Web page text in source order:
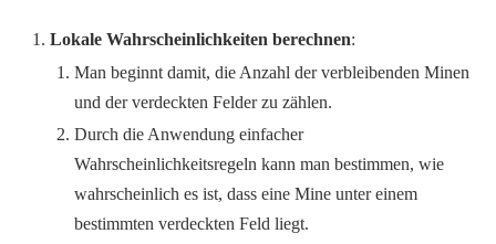
Lokale Wahrscheinlichkeiten berechnen:
Man beginnt damit, die Anzahl der verbleibenden Minen
und der verdeckten Felder zu zählen.
Durch die Anwendung einfacher
Wahrscheinlichkeitsregeln kann man bestimmen, wie
wahrscheinlich es ist, dass eine Mine unter einem
bestimmten verdeckten Feld liegt.